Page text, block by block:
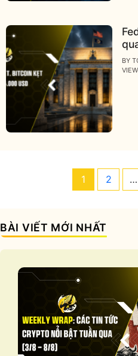
BY
Page
1 Page
2 …
BÀI VIẾT MỚI NHẤT